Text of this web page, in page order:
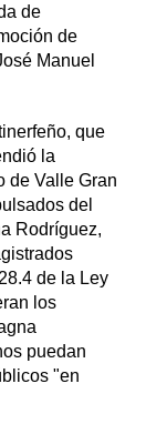
de
de
Manuel
que
la
de Valle Gran
del
Rodríguez,
de la Ley
los
puedan
"en